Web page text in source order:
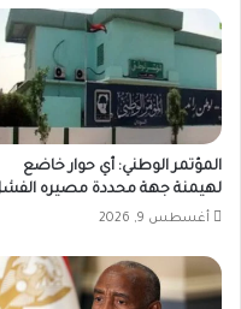
المؤتمر الوطني: أي حوار خاضع
لهيمنة جهة محددة مصيره
أغسطس 9, 2026